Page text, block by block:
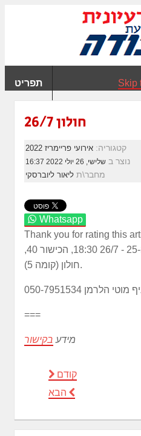
תפריט Skip
חולון 26/7
קטגוריה: אירועי פריימריז 2022
נוצר ב שלישי, 26 יולי 2022 16:37
מחבר\ת ליאור ליוברסקי
Whatsapp
Thank you for rating this
26/7 18:30, הכישור 40,
חולון (קומה 5).
050-7951534
===
מידע בקישור
קודם
הבא